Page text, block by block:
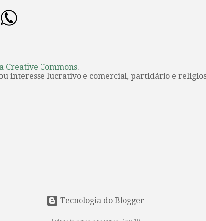
Creative Commons.
interesse lucrativo e comercial, partidário e
Tecnologia do Blogger